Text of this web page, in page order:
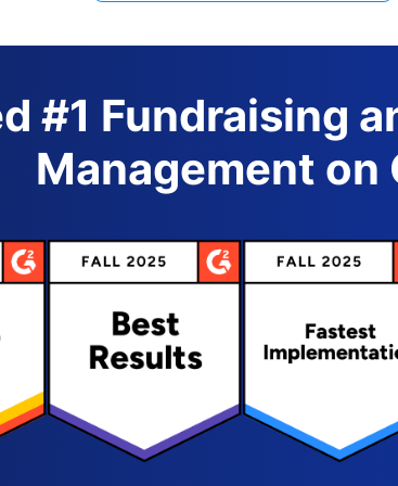
#1 Fundraising
Management on